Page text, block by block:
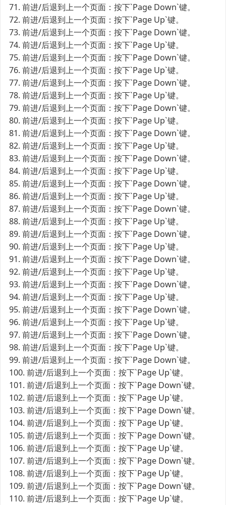
71. 前进/后退到上一个页面：按下`Page Down`键。
72. 前进/后退到上一个页面：按下`Page Up`键。
73. 前进/后退到上一个页面：按下`Page Down`键。
74. 前进/后退到上一个页面：按下`Page Up`键。
75. 前进/后退到上一个页面：按下`Page Down`键。
76. 前进/后退到上一个页面：按下`Page Up`键。
77. 前进/后退到上一个页面：按下`Page Down`键。
78. 前进/后退到上一个页面：按下`Page Up`键。
79. 前进/后退到上一个页面：按下`Page Down`键。
80. 前进/后退到上一个页面：按下`Page Up`键。
81. 前进/后退到上一个页面：按下`Page Down`键。
82. 前进/后退到上一个页面：按下`Page Up`键。
83. 前进/后退到上一个页面：按下`Page Down`键。
84. 前进/后退到上一个页面：按下`Page Up`键。
85. 前进/后退到上一个页面：按下`Page Down`键。
86. 前进/后退到上一个页面：按下`Page Up`键。
87. 前进/后退到上一个页面：按下`Page Down`键。
88. 前进/后退到上一个页面：按下`Page Up`键。
89. 前进/后退到上一个页面：按下`Page Down`键。
90. 前进/后退到上一个页面：按下`Page Up`键。
91. 前进/后退到上一个页面：按下`Page Down`键。
92. 前进/后退到上一个页面：按下`Page Up`键。
93. 前进/后退到上一个页面：按下`Page Down`键。
94. 前进/后退到上一个页面：按下`Page Up`键。
95. 前进/后退到上一个页面：按下`Page Down`键。
96. 前进/后退到上一个页面：按下`Page Up`键。
97. 前进/后退到上一个页面：按下`Page Down`键。
98. 前进/后退到上一个页面：按下`Page Up`键。
99. 前进/后退到上一个页面：按下`Page Down`键。
100. 前进/后退到上一个页面：按下`Page Up`键。
101. 前进/后退到上一个页面：按下`Page Down`键。
102. 前进/后退到上一个页面：按下`Page Up`键。
103. 前进/后退到上一个页面：按下`Page Down`键。
104. 前进/后退到上一个页面：按下`Page Up`键。
105. 前进/后退到上一个页面：按下`Page Down`键。
106. 前进/后退到上一个页面：按下`Page Up`键。
107. 前进/后退到上一个页面：按下`Page Down`键。
108. 前进/后退到上一个页面：按下`Page Up`键。
109. 前进/后退到上一个页面：按下`Page Down`键。
110. 前进/后退到上一个页面：按下`Page Up`键。